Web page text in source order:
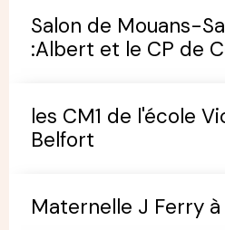
Salon de Mouans-
:Albert et le CP de
les CM1 de l'école
Belfort
Maternelle J Ferry